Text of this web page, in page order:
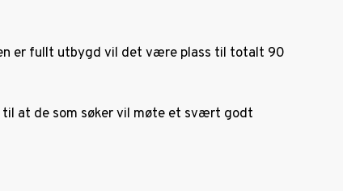
er fullt utbygd vil det være plass til totalt 90
til at de som søker vil møte et svært godt